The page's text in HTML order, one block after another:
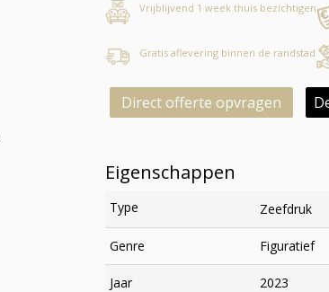
Vrijblijvend 1 week thuis bezichtigen
Gratis aflevering binnen de randstad
Direct offerte opvragen
Eigenschappen
Type Zeefdruk
Genre Figuratief
Jaar 2023